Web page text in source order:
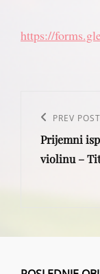
https://
navigation
Previous
Post
PREV POST
Prijemni
violinu –